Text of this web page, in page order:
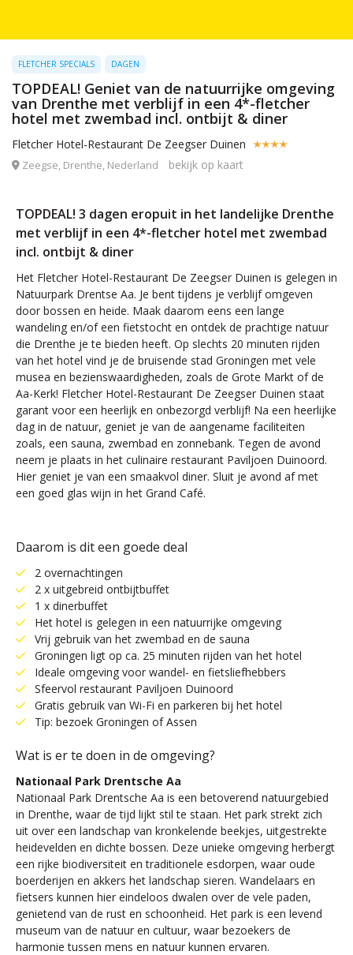
FLETCHER SPECIALS DAGEN
TOPDEAL! Geniet van de natuurrijke omgeving
van Drenthe met verblijf in een 4*-fletcher
hotel met zwembad incl. ontbijt & diner
Fletcher Hotel-Restaurant De Zeegser Duinen
Zeegse, Drenthe, Nederland bekijk op kaart
TOPDEAL! 3 dagen eropuit in het landelijke Drenthe
met verblijf in een 4*-fletcher hotel met zwembad
incl. ontbijt & diner
Het Fletcher Hotel-Restaurant De Zeegser Duinen is gelegen in
Natuurpark Drentse Aa. Je bent tijdens je verblijf omgeven
door bossen en heide. Maak daarom eens een lange
wandeling en/of een fietstocht en ontdek de prachtige natuur
die Drenthe je te bieden heeft. Op slechts 20 minuten rijden
van het hotel vind je de bruisende stad Groningen met vele
musea en bezienswaardigheden, zoals de Grote Markt of de
Aa-Kerk! Fletcher Hotel-Restaurant De Zeegser Duinen staat
garant voor een heerlijk en onbezorgd verblijf! Na een heerlijke
dag in de natuur, geniet je van de aangename faciliteiten
zoals, een sauna, zwembad en zonnebank. Tegen de avond
neem je plaats in het culinaire restaurant Paviljoen Duinoord.
Hier geniet je van een smaakvol diner. Sluit je avond af met
een goed glas wijn in het Grand Café.
Daarom is dit een goede deal
2 overnachtingen
2 x uitgebreid ontbijtbuffet
1 x dinerbuffet
Het hotel is gelegen in een natuurrijke omgeving
Vrij gebruik van het zwembad en de sauna
Groningen ligt op ca. 25 minuten rijden van het hotel
Ideale omgeving voor wandel- en fietsliefhebbers
Sfeervol restaurant Paviljoen Duinoord
Gratis gebruik van Wi-Fi en parkeren bij het hotel
Tip: bezoek Groningen of Assen
Wat is er te doen in de omgeving?
Nationaal Park Drentsche Aa
Nationaal Park Drentsche Aa is een betoverend natuurgebied
in Drenthe, waar de tijd lijkt stil te staan. Het park strekt zich
uit over een landschap van kronkelende beekjes, uitgestrekte
heidevelden en dichte bossen. Deze unieke omgeving herbergt
een rijke biodiversiteit en traditionele esdorpen, waar oude
boerderijen en akkers het landschap sieren. Wandelaars en
fietsers kunnen hier eindeloos dwalen over de vele paden,
genietend van de rust en schoonheid. Het park is een levend
museum van de natuur en cultuur, waar bezoekers de
harmonie tussen mens en natuur kunnen ervaren.